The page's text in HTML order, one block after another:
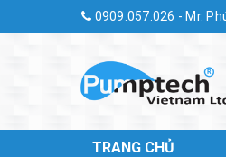
0909.057.026 - Mr.
TRANG CHỦ